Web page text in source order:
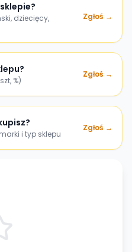
dziecięcy,
Zgłoś →
%)
Zgłoś →
i typ sklepu
Zgłoś →